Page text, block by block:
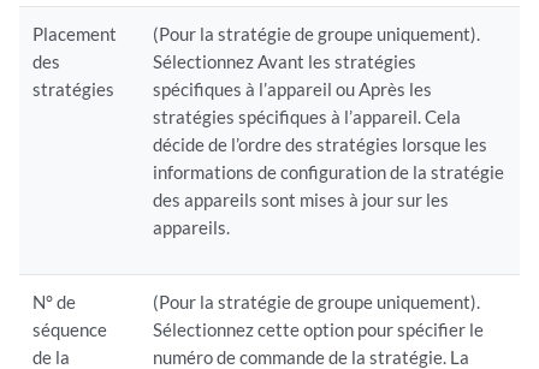
Placement
des
stratégies
(Pour la stratégie de groupe uniquement).
Sélectionnez Avant les stratégies
spécifiques à l’appareil ou Après les
stratégies spécifiques à l’appareil. Cela
décide de l’ordre des stratégies lorsque les
informations de configuration de la stratégie
des appareils sont mises à jour sur les
appareils.
N° de
séquence
de la
(Pour la stratégie de groupe uniquement).
Sélectionnez cette option pour spécifier le
numéro de commande de la stratégie. La